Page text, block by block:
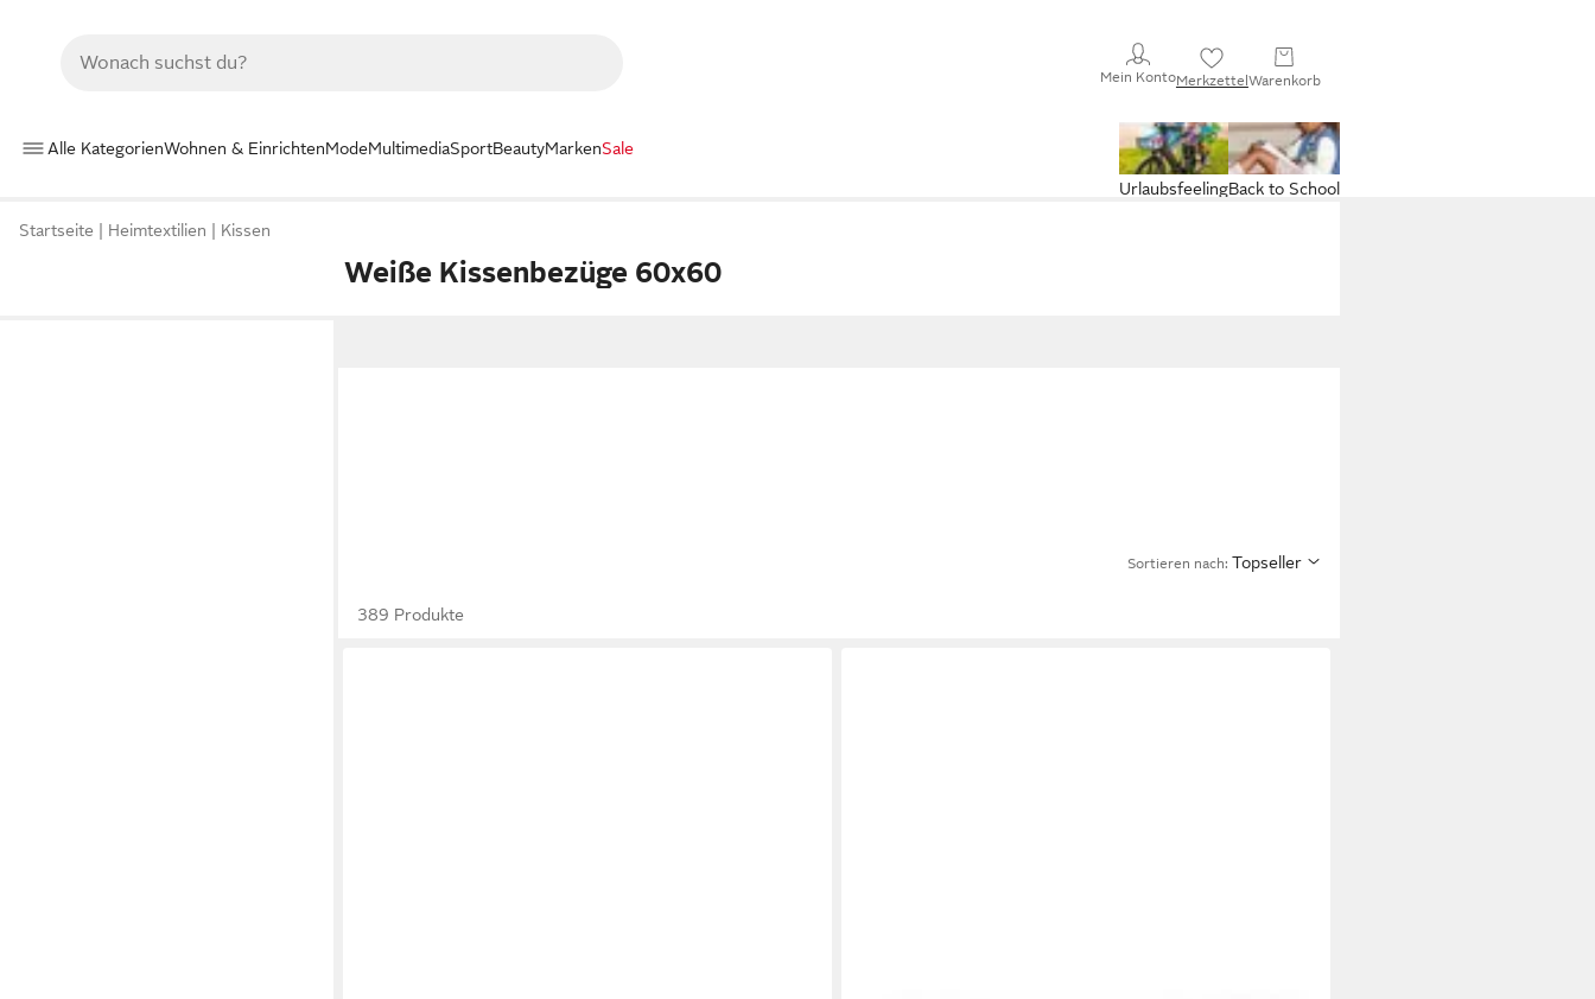
Mein KontoMerkzettelWarenkorb
Alle KategorienWohnen & EinrichtenModeMultimediaSportBeautyMarkenSale
Back to School
Urlaubsfeeling
Startseite Heimtextilien Kissen
Weiße Kissenbezüge 60x60
Sortieren nach: Topseller
389 Produkte